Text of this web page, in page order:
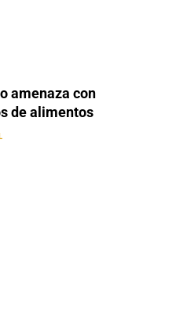
amenaza con
de alimentos